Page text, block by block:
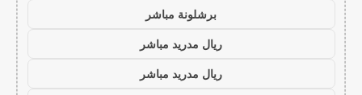
برشلونة مباشر
ريال مدريد مباشر
ريال مدريد مباشر